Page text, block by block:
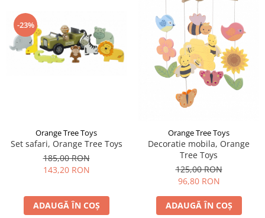
-23%
Orange Tree Toys
Set safari, Orange Tree Toys
185,00 RON
143,20 RON
ADAUGĂ ÎN COȘ
Orange Tree Toys
Decoratie mobila, Orange
Tree Toys
125,00 RON
96,80 RON
ADAUGĂ ÎN COȘ